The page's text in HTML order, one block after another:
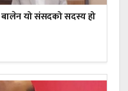
बालेन यो संसदको सदस्य हो